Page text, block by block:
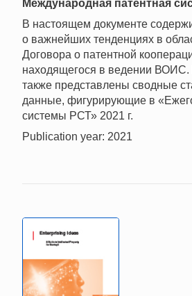
Mеждународная патентная
В настоящем документе
о важнейших тенденциях в
Договора о патентной
находящегося в ведении ВОИС.
также представлены сводные
данные, фигурирующие в
системы РСТ» 2021 г.
Publication year: 2021